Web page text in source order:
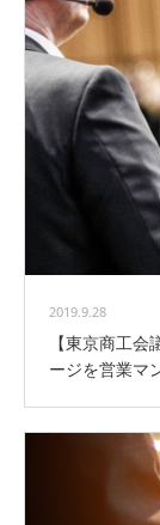
2019.9.28
【東京商工
ージを営業マ